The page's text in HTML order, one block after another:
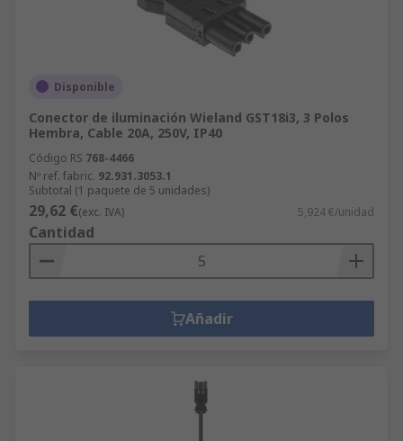
Disponible
Conector de iluminación Wieland GST18i3, 3 Polos
Hembra, Cable 20A, 250V, IP40
Código RS 768-4466
Nº ref. fabric. 92.931.3053.1
Subtotal (1 paquete de 5 unidades)
29,62 €(exc. IVA) 5,924 €/unidad
Cantidad
Añadir